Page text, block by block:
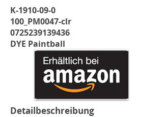
K-1910-09-0
100_PM0047-clr
0725239139436
DYE Paintball
Detailbeschreibung